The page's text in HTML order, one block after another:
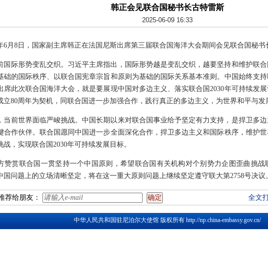
韩正会见联合国秘书长古特雷斯
2025-06-09 16:33
6月8日，国家副主席韩正在法国尼斯出席第三届联合国海洋大会期间会见联合国秘书
国际形势变乱交织。习近平主席指出，国际形势越是变乱交织，越要坚持和维护联
础的国际秩序、以联合国宪章宗旨和原则为基础的国际关系基本准则。中国始终支
席此次联合国海洋大会，就是要展现中国对多边主义、落实联合国2030年可持续发
立80周年为契机，同联合国进一步加强合作，践行真正的多边主义，为世界和平与发
当前世界面临严峻挑战。中国长期以来对联合国事业给予坚定有力支持，是捍卫多
合作伙伴。联合国愿同中国进一步全面深化合作，捍卫多边主义和国际秩序，维护
，实现联合国2030年可持续发展目标。
赞赏联合国一贯坚持一个中国原则，希望联合国有关机构对个别势力企图歪曲挑战
问题上的立场清晰坚定，将在这一重大原则问题上继续坚定遵守联大第2758号决议
荐给朋友： 全文
中华人民共和国驻尼泊尔大使馆 版权所有 http://np.china-embassy.gov.cn/